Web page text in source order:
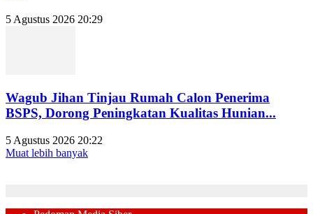
5 Agustus 2026 20:29
Wagub Jihan Tinjau Rumah Calon Penerima
BSPS, Dorong Peningkatan Kualitas Hunian...
5 Agustus 2026 20:22
Muat lebih banyak